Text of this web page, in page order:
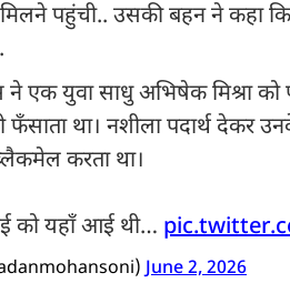
पहुंची.. उसकी बहन ने कहा
ने एक युवा साधु अभिषेक मिश्रा
फँसाता था। नशीला पदार्थ देकर
करता था।
को यहाँ आई थी…
June 2, 2026